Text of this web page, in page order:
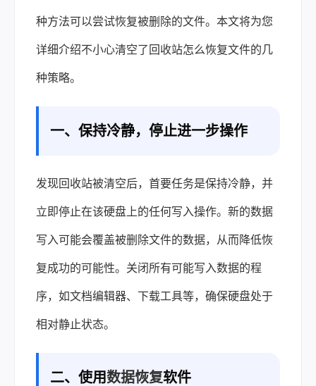
种方法可以尝试恢复被删除的文件。本文将为您
详细介绍不小心清空了回收站怎么恢复文件的几
种策略。
一、保持冷静，停止进一步操作
发现回收站被清空后，首要任务是保持冷静，并
立即停止在该硬盘上的任何写入操作。新的数据
写入可能会覆盖被删除文件的数据，从而降低恢
复成功的可能性。关闭所有可能写入数据的程
序，如文档编辑器、下载工具等，确保硬盘处于
相对静止状态。
二、使用数据恢复软件